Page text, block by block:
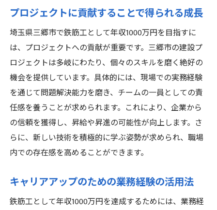
プロジェクトに貢献することで得られる成長
埼玉県三郷市で鉄筋工として年収1000万円を目指すに
は、プロジェクトへの貢献が重要です。三郷市の建設プ
ロジェクトは多岐にわたり、個々のスキルを磨く絶好の
機会を提供しています。具体的には、現場での実務経験
を通じて問題解決能力を磨き、チームの一員としての責
任感を養うことが求められます。これにより、企業から
の信頼を獲得し、昇給や昇進の可能性が向上します。さ
らに、新しい技術を積極的に学ぶ姿勢が求められ、職場
内での存在感を高めることができます。
キャリアアップのための業務経験の活用法
鉄筋工として年収1000万円を達成するためには、業務経